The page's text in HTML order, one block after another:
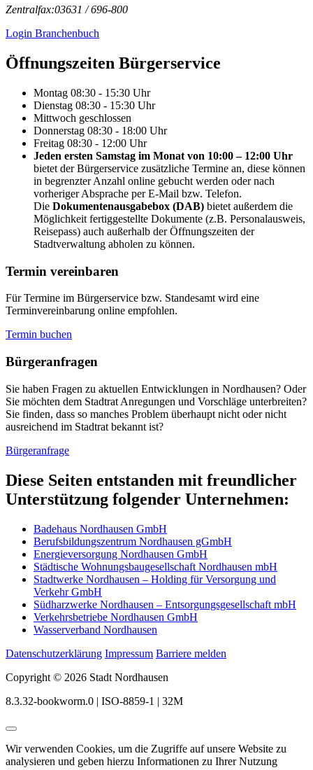
Zentralfax:03631 / 696-800
Login Branchenbuch
Öffnungs­zeiten Bürgerservice
Montag 08:30 - 15:30 Uhr
Dienstag 08:30 - 15:30 Uhr
Mittwoch geschlossen
Donnerstag 08:30 - 18:00 Uhr
Freitag 08:30 - 12:00 Uhr
Jeden ersten Samstag im Monat von 10:00 – 12:00 Uhr
bietet der Bürgerservice zusätzliche Termine an, diese können
in begrenzter Anzahl online gebucht werden oder nach
vorheriger Absprache per E-Mail bzw. Telefon.
Die Dokumentenausgabebox (DAB) bietet außerdem die
Möglichkeit fertiggestellte Dokumente (z.B. Personalausweis,
Reisepass) auch außerhalb der Öffnungszeiten der
Stadtverwaltung abholen zu können.
Termin vereinbaren
Für Termine im Bürgerservice bzw. Standesamt wird eine
Terminvereinbarung online empfohlen.
Termin buchen
Bürger­anfragen
Sie haben Fragen zu aktuellen Entwicklungen in Nordhausen? Oder
Sie möchten dem Stadtrat Anregungen und Vorschläge unterbreiten?
Sie finden, dass so manches Problem überhaupt nicht oder nicht
ausreichend im Stadtrat bekannt ist?
Bürgeranfrage
Diese Seiten entstanden mit freundlicher
Unterstützung folgender Unternehmen:
Badehaus Nordhausen GmbH
Berufsbildungszentrum Nordhausen gGmbH
Energieversorgung Nordhausen GmbH
Städtische Wohnungsbaugesellschaft Nordhausen mbH
Stadtwerke Nordhausen – Holding für Versorgung und
Verkehr GmbH
Südharzwerke Nordhausen – Entsorgungsgesellschaft mbH
Verkehrsbetriebe Nordhausen GmbH
Wasserverband Nordhausen
Datenschutzerklärung Impressum Barriere melden
Copyright © 2026 Stadt Nordhausen
8.3.32-bookworm.0 | ISO-8859-1 | 32M
Wir verwenden Cookies, um die Zugriffe auf unsere Website zu
analysieren und geben hierzu Informationen zu Ihrer Nutzung